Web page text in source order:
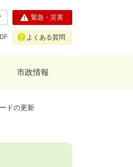
緊急・災害
よくある質問
市政情報
ドの更新